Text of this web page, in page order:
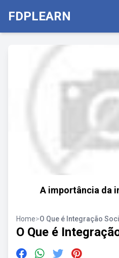
FDPLEARN
A importância da
Home>O Que é Integração
O Que é